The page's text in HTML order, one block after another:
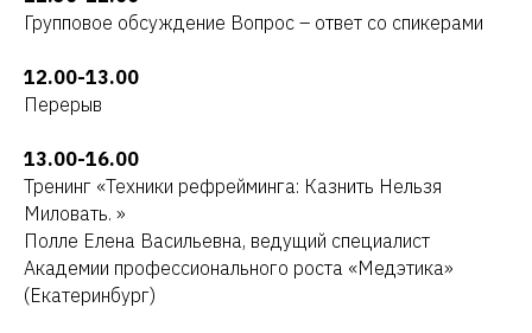
Групповое обсуждение Вопрос – ответ со спикерами
12.00-13.00
Перерыв
13.00-16.00
Тренинг «Техники рефрейминга: Казнить Нельзя
Миловать. »
Полле Елена Васильевна, ведущий специалист
Академии профессионального роста «Медэтика»
(Екатеринбург)